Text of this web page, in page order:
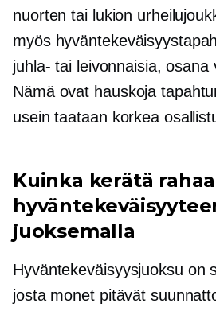
nuorten tai lukion
myös
juhla- tai leivonnaisia, osana
Nämä ovat hauskoja
usein taataan korkea
Kuinka kerätä rahaa
juoksemalla
Hyväntekeväisyysjuoksu on
josta monet pitävät